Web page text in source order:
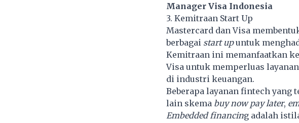
Manager Visa Indonesia
3. Kemitraan Start Up
Mastercard dan Visa
berbagai start upuntuk
Kemitraan ini memanfaatkan
Visa untuk memperluas layanan
di industri keuangan.
Beberapa layanan fintech yang
lain skema buy now pay later,
Embedded financing adalah